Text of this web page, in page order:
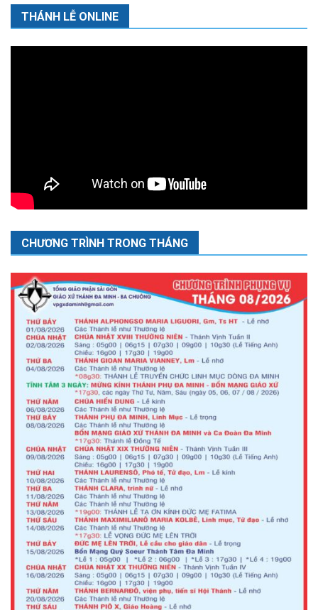
THÁNH LỄ ONLINE
CHƯƠNG TRÌNH TRONG THÁNG